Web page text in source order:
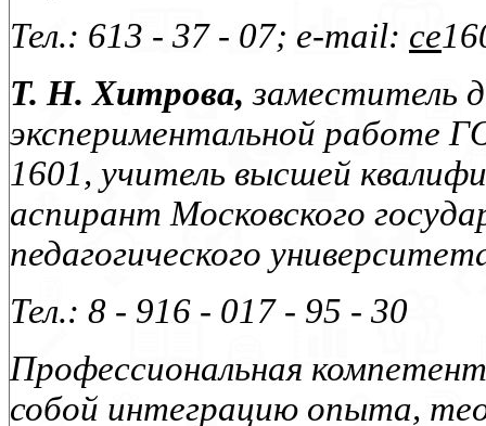
Тел.: 613 - 37 - 07; e-mail: ce
Т. Н. Хитрова, заместитель
экспериментальной работе
1601, учитель высшей
аспирант Московского
педагогического
Тел.: 8 - 916 - 017 - 95 - 30
Профессиональная
собой интеграцию опыта,